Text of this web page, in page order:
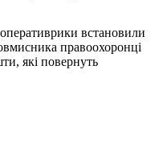
встановили
правоохоронці
які повернуть